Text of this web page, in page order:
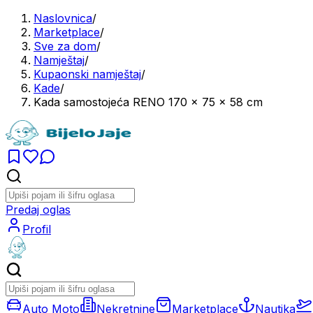
Naslovnica/
Marketplace/
Sve za dom/
Namještaj/
Kupaonski namještaj/
Kade/
Kada samostojeća RENO 170 x 75 x 58 cm
Predaj oglas
Profil
Auto Moto Nekretnine Marketplace Nautika